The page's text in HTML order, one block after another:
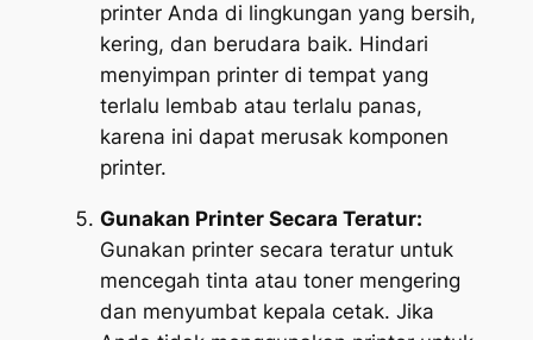
printer Anda di lingkungan yang bersih,
kering, dan berudara baik. Hindari
menyimpan printer di tempat yang
terlalu lembab atau terlalu panas,
karena ini dapat merusak komponen
printer.
Gunakan Printer Secara Teratur:
Gunakan printer secara teratur untuk
mencegah tinta atau toner mengering
dan menyumbat kepala cetak. Jika